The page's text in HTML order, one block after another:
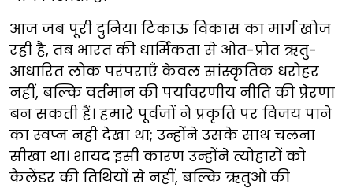
आज जब पूरी दुनिया टिकाऊ विकास का मार्ग खोज
रही है, तब भारत की धार्मिकता से ओत-प्रोत ऋतु-
आधारित लोक परंपराएँ केवल सांस्कृतिक धरोहर
नहीं, बल्कि वर्तमान की पर्यावरणीय नीति की प्रेरणा
बन सकती हैं। हमारे पूर्वजों ने प्रकृति पर विजय पाने
का स्वप्न नहीं देखा था; उन्होंने उसके साथ चलना
सीखा था। शायद इसी कारण उन्होंने त्योहारों को
कैलेंडर की तिथियों से नहीं, बल्कि ऋतुओं की